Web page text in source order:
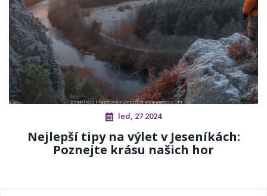
led, 27 2024
Nejlepší tipy na výlet v Jeseníkách:
Poznejte krásu našich hor